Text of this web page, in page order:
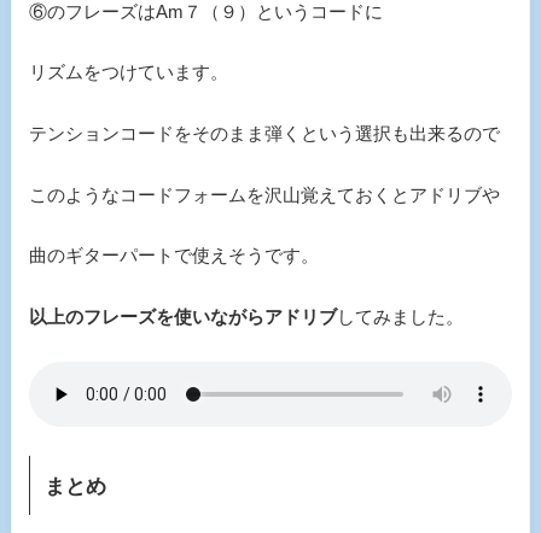
⑥のフレーズはAm７（９）というコードに
リズムをつけています。
テンションコードをそのまま弾くという選択も出来るので
このようなコードフォームを沢山覚えておくとアドリブや
曲のギターパートで使えそうです。
以上のフレーズを使いながらアドリブしてみました。
まとめ